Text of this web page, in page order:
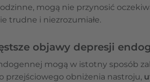
mogą nie przynosić
trudne i niezrozumiałe.
objawy depresji
mogą w istotny sposób
przejściowego obniżenia nastroju,